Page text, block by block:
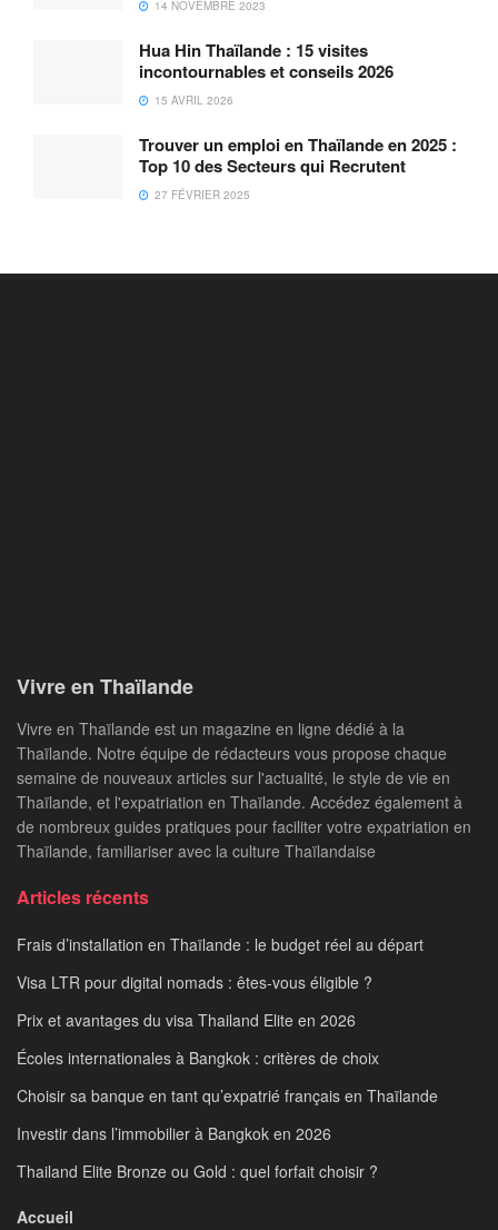
14 NOVEMBRE 2023
Hua Hin Thaïlande : 15 visites
incontournables et conseils 2026
15 AVRIL 2026
Trouver un emploi en Thaïlande en 2025 :
Top 10 des Secteurs qui Recrutent
27 FÉVRIER 2025
Vivre en Thaïlande
Vivre en Thaïlande est un magazine en ligne dédié à la
Thaïlande. Notre équipe de rédacteurs vous propose chaque
semaine de nouveaux articles sur l'actualité, le style de vie en
Thaïlande, et l'expatriation en Thaïlande. Accédez également à
de nombreux guides pratiques pour faciliter votre expatriation en
Thaïlande, familiariser avec la culture Thaïlandaise
Articles récents
Frais d’installation en Thaïlande : le budget réel au départ
Visa LTR pour digital nomads : êtes-vous éligible ?
Prix et avantages du visa Thailand Elite en 2026
Écoles internationales à Bangkok : critères de choix
Choisir sa banque en tant qu’expatrié français en Thaïlande
Investir dans l’immobilier à Bangkok en 2026
Thailand Elite Bronze ou Gold : quel forfait choisir ?
Accueil